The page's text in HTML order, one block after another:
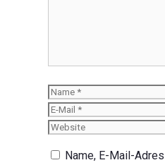
Name
Name, E-Mail-